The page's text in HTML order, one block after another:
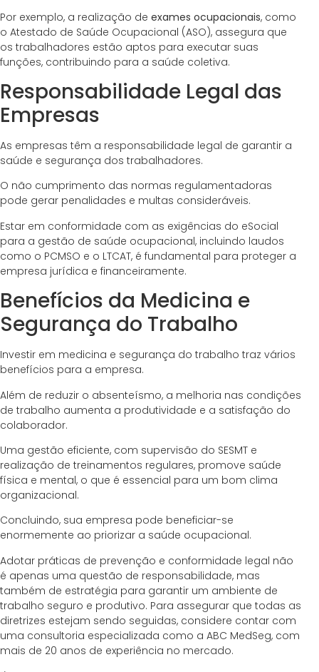
Por exemplo, a realização de exames ocupacionais, como
o Atestado de Saúde Ocupacional (ASO), assegura que
os trabalhadores estão aptos para executar suas
funções, contribuindo para a saúde coletiva.
Responsabilidade Legal das
Empresas
As empresas têm a responsabilidade legal de garantir a
saúde e segurança dos trabalhadores.
O não cumprimento das normas regulamentadoras
pode gerar penalidades e multas consideráveis.
Estar em conformidade com as exigências do eSocial
para a gestão de saúde ocupacional, incluindo laudos
como o PCMSO e o LTCAT, é fundamental para proteger a
empresa jurídica e financeiramente.
Benefícios da Medicina e
Segurança do Trabalho
Investir em medicina e segurança do trabalho traz vários
benefícios para a empresa.
Além de reduzir o absenteísmo, a melhoria nas condições
de trabalho aumenta a produtividade e a satisfação do
colaborador.
Uma gestão eficiente, com supervisão do SESMT e
realização de treinamentos regulares, promove saúde
física e mental, o que é essencial para um bom clima
organizacional.
Concluindo, sua empresa pode beneficiar-se
enormemente ao priorizar a saúde ocupacional.
Adotar práticas de prevenção e conformidade legal não
é apenas uma questão de responsabilidade, mas
também de estratégia para garantir um ambiente de
trabalho seguro e produtivo. Para assegurar que todas as
diretrizes estejam sendo seguidas, considere contar com
uma consultoria especializada como a ABC MedSeg, com
mais de 20 anos de experiência no mercado.